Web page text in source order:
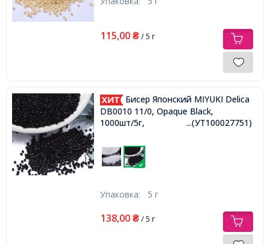
115,00 ₴/ 5 г
Бисер Японский MIYUKI Delica
DB0010 11/0, Opaque Black,
1000шт/5г,
...(УТ100027751)
Упаковка: 5 г
138,00 ₴/ 5 г